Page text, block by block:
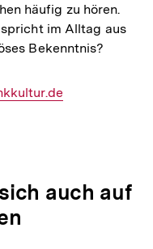
häufig zu hören.
im Alltag aus
Bekenntnis?
auch auf